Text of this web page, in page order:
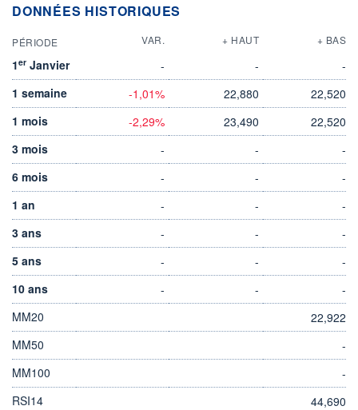
DONNÉES HISTORIQUES
PÉRIODE VAR. + HAUT + BAS
1er Janvier - -
-
1 semaine
-1,01% 22,880
22,520
1 mois
-2,29% 23,490
22,520
3 mois
- -
-
6 mois
- -
-
1 an
- -
-
3 ans
- -
-
5 ans
- -
-
10 ans
- -
-
MM20
22,922
MM50
-
MM100
-
RSI14
44,690